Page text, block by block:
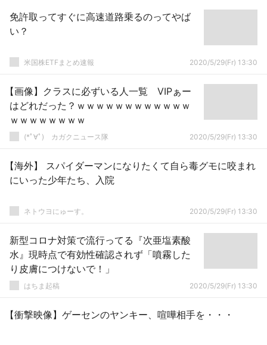
免許取ってすぐに高速道路乗るのってやば
い？
米国株ETFまとめ速報 2020/5/29(Fr) 13:30
【画像】クラスに必ずいる人一覧 VIPぁー
はどれだった？ｗｗｗｗｗｗｗｗｗｗｗｗ
ｗｗｗｗｗｗｗｗ
(*ﾟ∀ﾟ)ゞカガクニュース隊 2020/5/29(Fr) 13:30
【海外】 スパイダーマンになりたくて自ら毒グモに咬まれ
にいった少年たち、入院
ネトウヨにゅーす。 2020/5/29(Fr) 13:30
新型コロナ対策で流行ってる『次亜塩素酸
水』現時点で有効性確認されず「噴霧した
り皮膚につけないで！」
はちま起稿 2020/5/29(Fr) 13:30
【衝撃映像】ゲーセンのヤンキー、喧嘩相手を・・・